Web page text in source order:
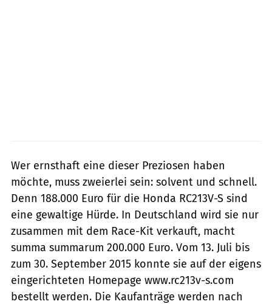
Wer ernsthaft eine dieser Preziosen ­haben
möchte, muss zweierlei sein: solvent und schnell.
Denn 188.000 Euro für die Honda RC213V-S sind
eine gewaltige Hürde. In Deutschland wird sie nur
zusammen mit dem Race-Kit verkauft, macht
summa summarum 200.000 Euro. Vom 13. Juli bis
zum 30. September 2015 konnte sie auf der eigens
eingerichteten Homepage www.rc213v-s.com
bestellt werden. Die Kaufanträge werden nach